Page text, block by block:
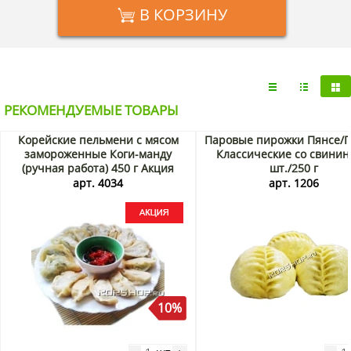
В КОРЗИНУ
РЕКОМЕНДУЕМЫЕ ТОВАРЫ
Корейские пельмени с мясом
замороженные Коги-манду
(ручная работа) 450 г Акция
арт. 4034
10%
Паровые пирожки Пянсе/
Классические со
шт./250 г
арт. 1206